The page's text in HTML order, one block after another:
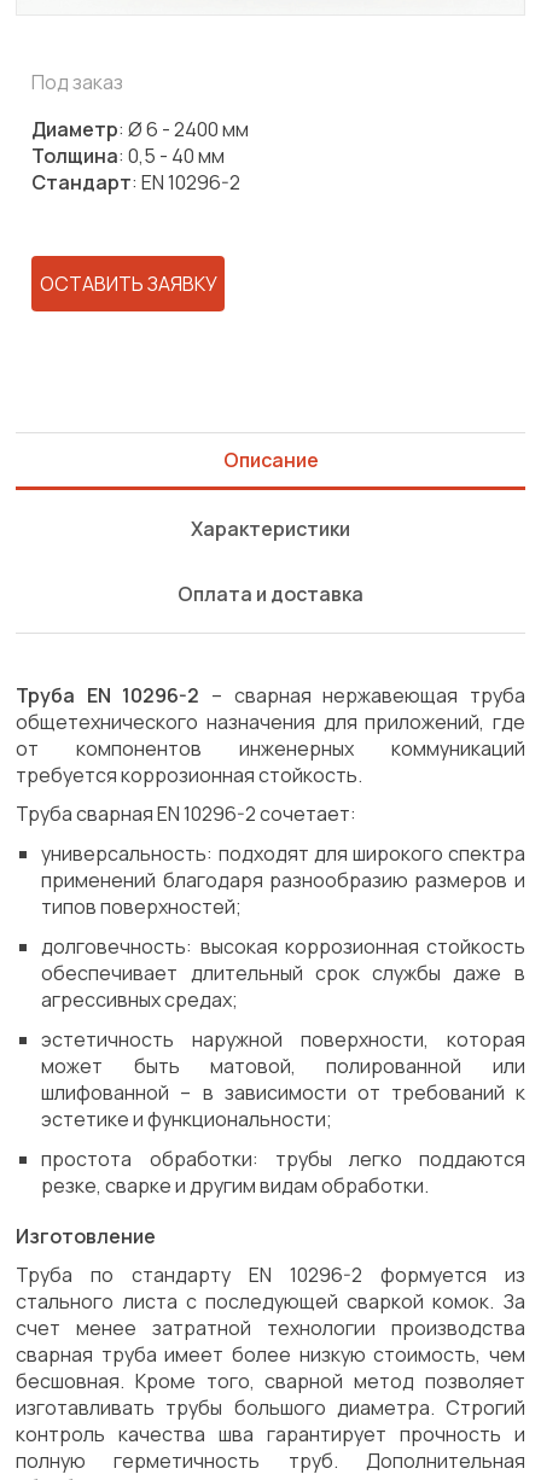
Под заказ
Диаметр: Ø 6 - 2400 мм
Толщина: 0,5 - 40 мм
Стандарт: EN 10296-2
ОСТАВИТЬ ЗАЯВКУ
Описание
Характеристики
Оплата и доставка
Труба EN 10296-2 – сварная нержавеющая труба
общетехнического назначения для приложений, где
от компонентов инженерных коммуникаций
требуется коррозионная стойкость.
Труба сварная EN 10296-2 сочетает:
универсальность: подходят для широкого спектра
применений благодаря разнообразию размеров и
типов поверхностей;
долговечность: высокая коррозионная стойкость
обеспечивает длительный срок службы даже в
агрессивных средах;
эстетичность наружной поверхности, которая
может быть матовой, полированной или
шлифованной – в зависимости от требований к
эстетике и функциональности;
простота обработки: трубы легко поддаются
резке, сварке и другим видам обработки.
Изготовление
Труба по стандарту EN 10296-2 формуется из
стального листа с последующей сваркой комок. За
счет менее затратной технологии производства
сварная труба имеет более низкую стоимость, чем
бесшовная. Кроме того, сварной метод позволяет
изготавливать трубы большого диаметра. Строгий
контроль качества шва гарантирует прочность и
полную герметичность труб. Дополнительная